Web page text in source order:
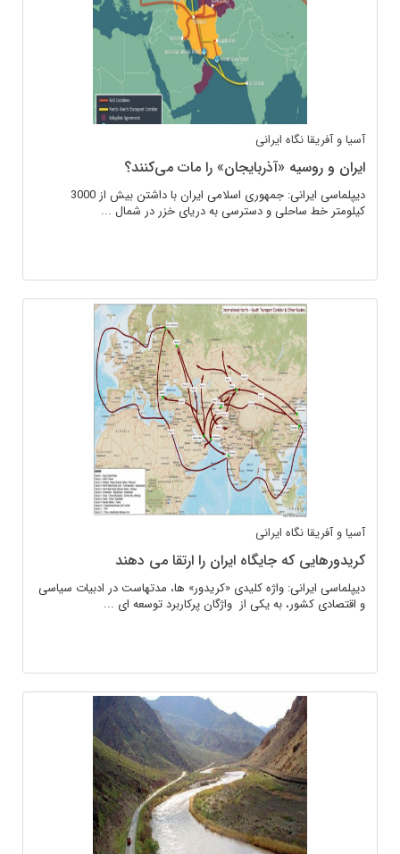
آسیا و آفریقانگاه ایرانی
ایران و روسیه «آذربایجان» را مات می‌کنند؟
دیپلماسی ایرانی: جمهوری اسلامی ایران با داشتن بیش از 3000
کیلومتر خط ساحلی و دسترسی به دریای خزر در شمال ...
آسیا و آفریقانگاه ایرانی
کریدورهایی که جایگاه ایران را ارتقا می دهند
دیپلماسی ایرانی: واژه کلیدی «کریدور» ها، مدتهاست در ادبیات سیاسی
و اقتصادی کشور، به یکی از واژگان پرکاربرد توسعه ای ...